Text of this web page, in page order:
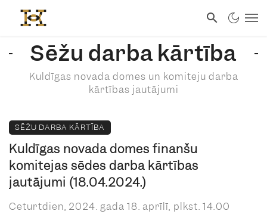
Sēžu darba kārtība
Kuldīgas novada domes un komiteju darba
kārtības jautājumi
SĒŽU DARBA KĀRTĪBA
Kuldīgas novada domes finanšu
komitejas sēdes darba kārtības
jautājumi (18.04.2024.)
Ceturtdien, 2024. gada 18. aprīlī, plkst. 14.00